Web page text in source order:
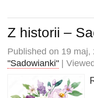
Z historii –
Published on 19 maj,
"Sadowianki" |